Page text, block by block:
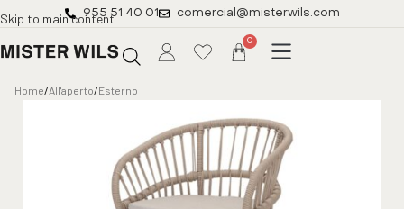
Skip to main content955 51 40 01 comercial@misterwils.com
0
Home/All'aperto/Esterno